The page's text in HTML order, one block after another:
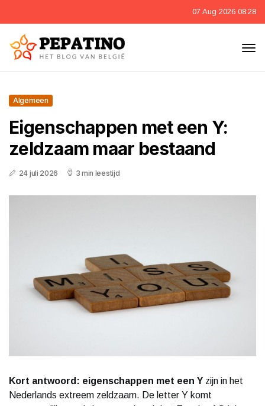
07 Aug 2026 08:28
Algemeen
Eigenschappen met een Y:
zeldzaam maar bestaand
24 juli 2026 3 min leestijd
Kort antwoord: eigenschappen met een Y zijn in het
Nederlands extreem zeldzaam. De letter Y komt